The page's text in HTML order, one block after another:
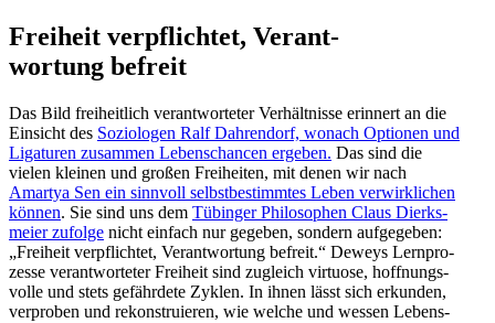
Freiheit verpflichtet, Verant­
wortung befreit
Das Bild freiheitlich verant­wor­teter Verhält­nisse erinnert an die
Einsicht des Sozio­logen Ralf Dahrendorf, wonach Optionen und
Ligaturen zusammen Lebens­chancen ergeben. Das sind die
vielen kleinen und großen Freiheiten, mit denen wir nach
Amartya Sen ein sinnvoll selbst­be­stimmtes Leben verwirk­lichen
können. Sie sind uns dem Tübinger Philo­sophen Claus Dierks­
meier zufolge nicht einfach nur gegeben, sondern aufge­geben:
„Freiheit verpflichtet, Verant­wortung befreit.“ Deweys Lernpro­
zesse verant­wor­teter Freiheit sind zugleich virtuose, hoffnungs­
volle und stets gefährdete Zyklen. In ihnen lässt sich erkunden,
verproben und rekon­stru­ieren, wie welche und wessen Lebens­